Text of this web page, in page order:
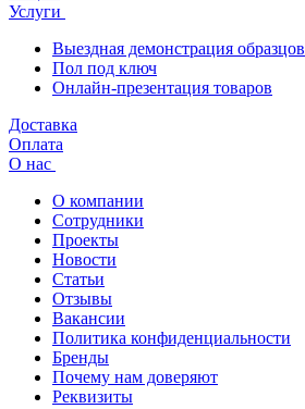
Услуги
Выездная демонстрация образцов
Пол под ключ
Онлайн-презентация товаров
Доставка
Оплата
О нас
О компании
Сотрудники
Проекты
Новости
Статьи
Отзывы
Вакансии
Политика конфиденциальности
Бренды
Почему нам доверяют
Реквизиты